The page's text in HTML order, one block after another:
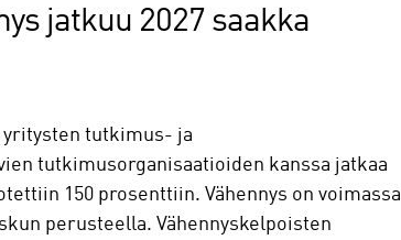
jatkuu 2027 saakka
yritysten tutkimus- ja
tutkimusorganisaatioiden kanssa jatkaa
150 prosenttiin. Vähennys on voimassa
perusteella. Vähennyskelpoisten